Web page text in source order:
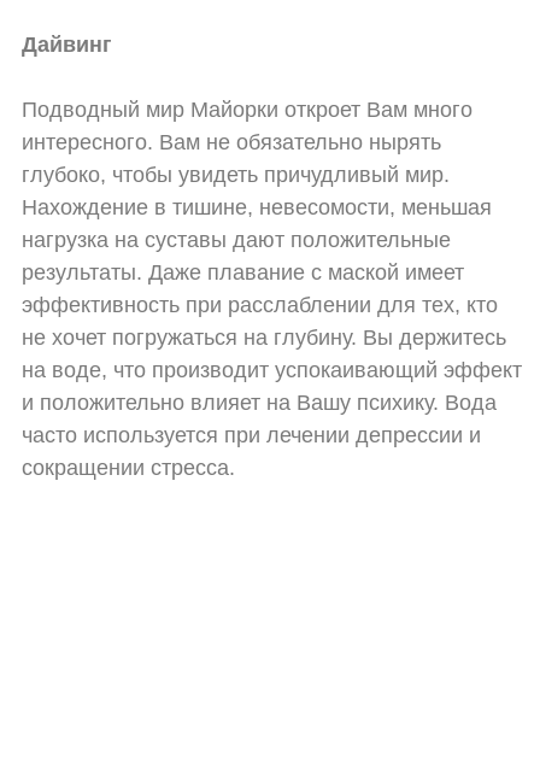
Дайвинг
Подводный мир Майорки откроет Вам много
интересного. Вам не обязательно нырять
глубоко, чтобы увидеть причудливый мир.
Нахождение в тишине, невесомости, меньшая
нагрузка на суставы дают положительные
результаты. Даже плавание с маской имеет
эффективность при расслаблении для тех, кто
не хочет погружаться на глубину. Вы держитесь
на воде, что производит успокаивающий эффект
и положительно влияет на Вашу психику. Вода
часто используется при лечении депрессии и
сокращении стресса.